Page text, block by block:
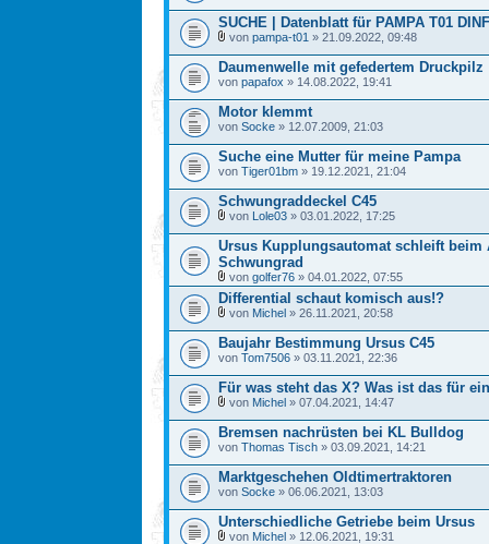
SUCHE | Datenblatt für PAMPA T01
von pampa-t01 » 21.09.2022, 09:48
Daumenwelle mit gefedertem Druckpilz
von papafox » 14.08.2022, 19:41
Motor klemmt
von Socke » 12.07.2009, 21:03
Suche eine Mutter für meine Pampa
von Tiger01bm » 19.12.2021, 21:04
Schwungraddeckel C45
von Lole03 » 03.01.2022, 17:25
Ursus Kupplungsautomat schleift beim
Schwungrad
von golfer76 » 04.01.2022, 07:55
Differential schaut komisch aus!?
von Michel » 26.11.2021, 20:58
Baujahr Bestimmung Ursus C45
von Tom7506 » 03.11.2021, 22:36
Für was steht das X? Was ist das für
von Michel » 07.04.2021, 14:47
Bremsen nachrüsten bei KL Bulldog
von Thomas Tisch » 03.09.2021, 14:21
Marktgeschehen Oldtimertraktoren
von Socke » 06.06.2021, 13:03
Unterschiedliche Getriebe beim Ursus
von Michel » 12.06.2021, 19:31